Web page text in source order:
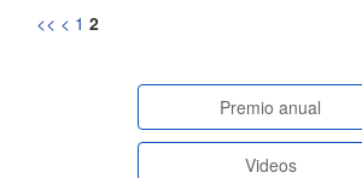
<< < 1 2
Premio anual
Videos